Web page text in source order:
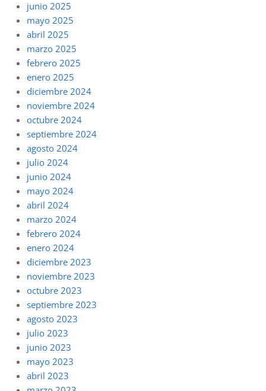
junio 2025
mayo 2025
abril 2025
marzo 2025
febrero 2025
enero 2025
diciembre 2024
noviembre 2024
octubre 2024
septiembre 2024
agosto 2024
julio 2024
junio 2024
mayo 2024
abril 2024
marzo 2024
febrero 2024
enero 2024
diciembre 2023
noviembre 2023
octubre 2023
septiembre 2023
agosto 2023
julio 2023
junio 2023
mayo 2023
abril 2023